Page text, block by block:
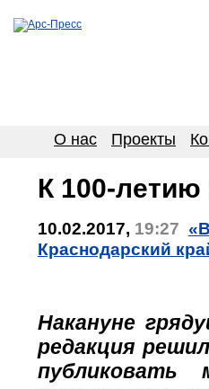
О нас Проекты
К 100-летию
10.02.2017, 19:27
Краснодарский
Накануне
редакция
публиковать